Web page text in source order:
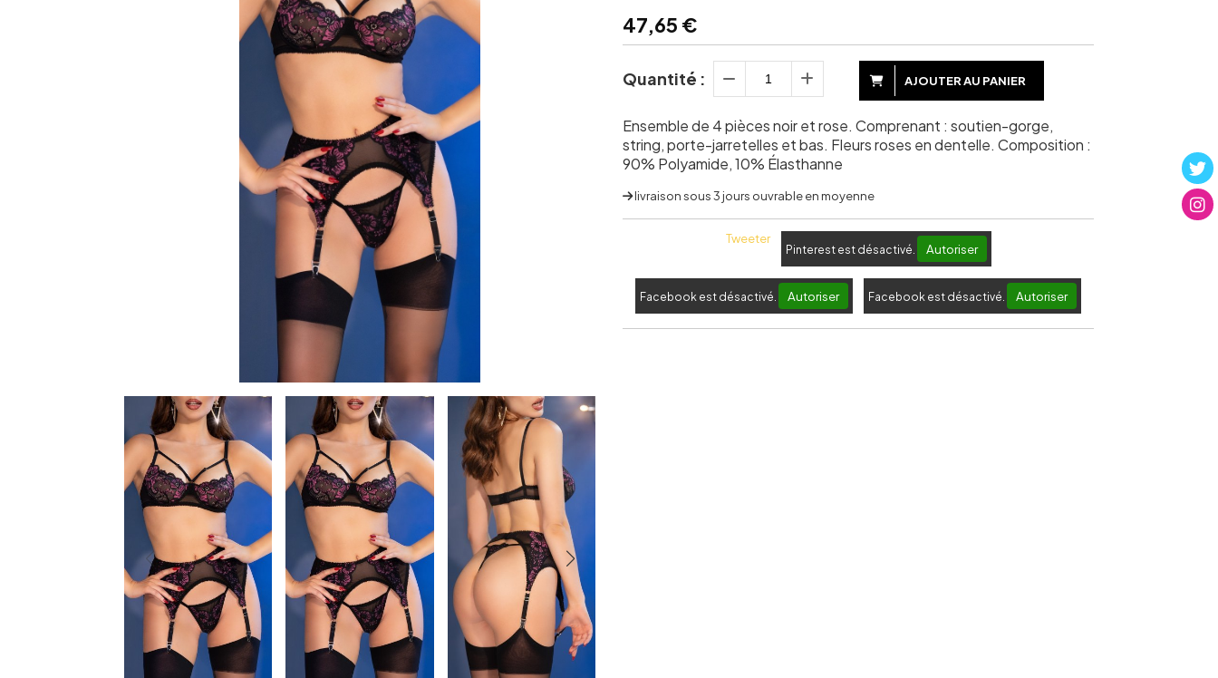
47,65 €
Quantité : AJOUTER AU PANIER
Ensemble de 4 pièces noir et rose. Comprenant : soutien-gorge,
string, porte-jarretelles et bas. Fleurs roses en dentelle. Composition :
90% Polyamide, 10% Élasthanne
livraison sous 3 jours ouvrable en moyenne
Tweeter
Pinterest est désactivé. Autoriser
Facebook est désactivé. Autoriser Facebook est désactivé. Autoriser